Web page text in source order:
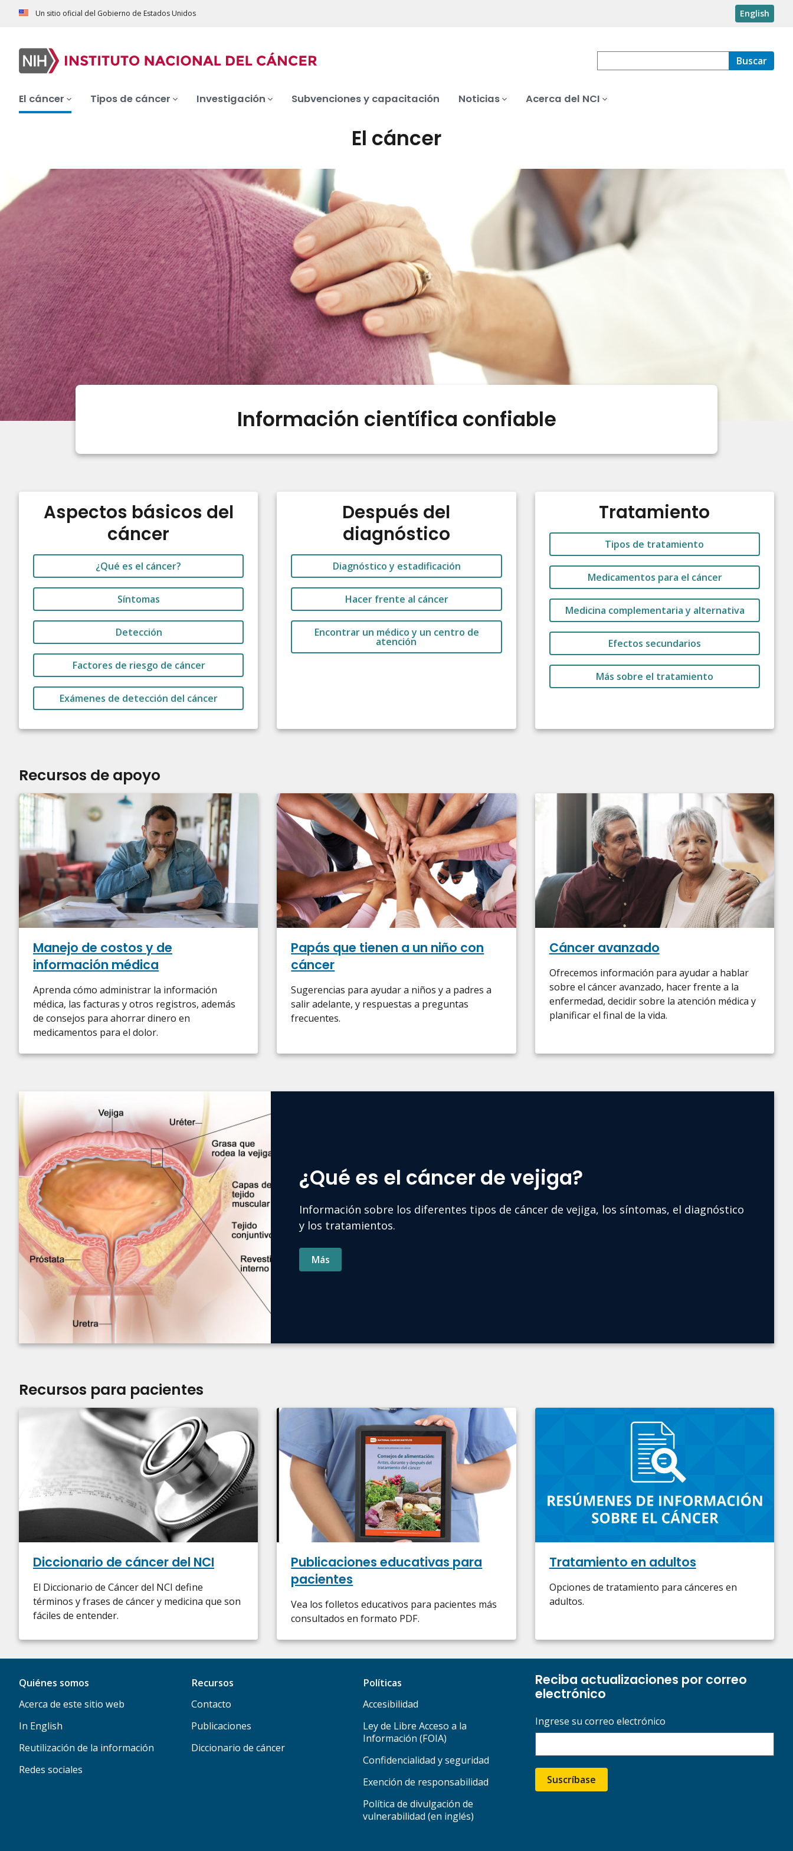
Un sitio oficial del Gobierno de Estados Unidos English
Buscar
El cáncer Tipos de cáncer Investigación Subvenciones y capacitación Noticias Acerca del NCI
El cáncer
Información científica confiable
Aspectos básicos del
cáncer
¿Qué es el cáncer?
Síntomas
Detección
Factores de riesgo de cáncer
Exámenes de detección del cáncer
Después del
diagnóstico
Diagnóstico y estadificación
Hacer frente al cáncer
Encontrar un médico y un centro de
atención
Tratamiento
Tipos de tratamiento
Medicamentos para el cáncer
Medicina complementaria y alternativa
Efectos secundarios
Más sobre el tratamiento
Recursos de apoyo
Manejo de costos y de
información médica
Aprenda cómo administrar la información
médica, las facturas y otros registros, además
de consejos para ahorrar dinero en
medicamentos para el dolor.
Papás que tienen a un niño con
cáncer
Sugerencias para ayudar a niños y a padres a
salir adelante, y respuestas a preguntas
frecuentes.
Cáncer avanzado
Ofrecemos información para ayudar a hablar
sobre el cáncer avanzado, hacer frente a la
enfermedad, decidir sobre la atención médica y
planificar el final de la vida.
¿Qué es el cáncer de vejiga?
Información sobre los diferentes tipos de cáncer de vejiga, los síntomas, el diagnóstico
y los tratamientos.
Más
Recursos para pacientes
Diccionario de cáncer del NCI
El Diccionario de Cáncer del NCI define
términos y frases de cáncer y medicina que son
fáciles de entender.
Publicaciones educativas para
pacientes
Vea los folletos educativos para pacientes más
consultados en formato PDF.
Tratamiento en adultos
Opciones de tratamiento para cánceres en
adultos.
Quiénes somos
Acerca de este sitio web
In English
Reutilización de la información
Redes sociales
Recursos
Contacto
Publicaciones
Diccionario de cáncer
Políticas
Accesibilidad
Ley de Libre Acceso a la
Información (FOIA)
Confidencialidad y seguridad
Exención de responsabilidad
Política de divulgación de
vulnerabilidad (en inglés)
Reciba actualizaciones por correo
electrónico
Ingrese su correo electrónico
Suscríbase